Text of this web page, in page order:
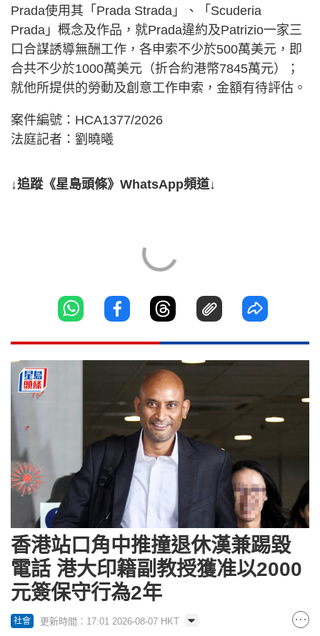
Prada使用其「Prada Strada」、「Scuderia
Prada」概念及作品，就Prada違約及Patrizio一家三
口合謀誘導無酬工作，各申索不少於500萬美元，即
合共不少於1000萬美元（折合約港幣7845萬元）；
就他所提供的勞動及創意工作申索，金額有待評估。
案件編號：HCA1377/2026
法庭記者：劉曉曦
↓追蹤《星島頭條》WhatsApp頻道↓
香港站口角中推撞退休漢兼踢毀
電話 港大印籍副教授獲准以2000
元簽保守行為2年
社會 更新時間：17:01 2026-08-07 HKT